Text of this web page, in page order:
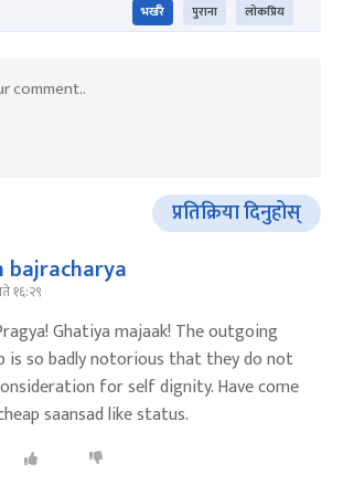
भर्खरै पुराना लोकप्रिय
प्रतिक्रिया दिनुहोस्
bajracharya
१६:२९
Ghatiya majaak! The outgoing
is so badly notorious that they do not
for self dignity. Have come
saansad like status.